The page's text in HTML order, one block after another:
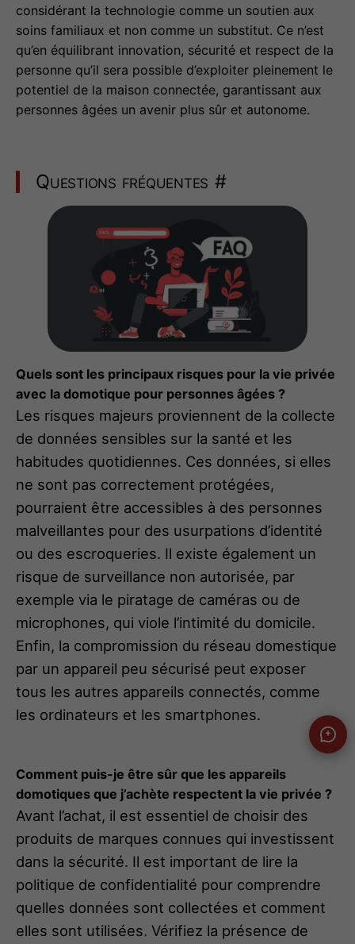
considérant la technologie comme un soutien aux
soins familiaux et non comme un substitut. Ce n’est
qu’en équilibrant innovation, sécurité et respect de la
personne qu’il sera possible d’exploiter pleinement le
potentiel de la maison connectée, garantissant aux
personnes âgées un avenir plus sûr et autonome.
Questions fréquentes #
Quels sont les principaux risques pour la vie privée
avec la domotique pour personnes âgées ?
Les risques majeurs proviennent de la collecte
de données sensibles sur la santé et les
habitudes quotidiennes. Ces données, si elles
ne sont pas correctement protégées,
pourraient être accessibles à des personnes
malveillantes pour des usurpations d’identité
ou des escroqueries. Il existe également un
risque de surveillance non autorisée, par
exemple via le piratage de caméras ou de
microphones, qui viole l’intimité du domicile.
Enfin, la compromission du réseau domestique
par un appareil peu sécurisé peut exposer
tous les autres appareils connectés, comme
les ordinateurs et les smartphones.
Comment puis-je être sûr que les appareils
domotiques que j’achète respectent la vie privée ?
Avant l’achat, il est essentiel de choisir des
produits de marques connues qui investissent
dans la sécurité. Il est important de lire la
politique de confidentialité pour comprendre
quelles données sont collectées et comment
elles sont utilisées. Vérifiez la présence de